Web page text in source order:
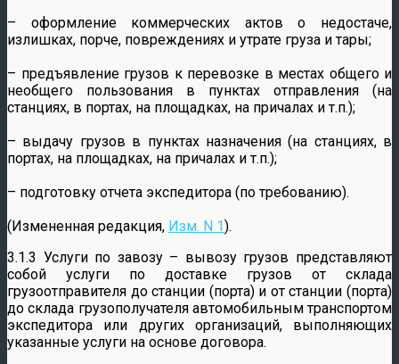
– оформление коммерческих актов о недостаче,
излишках, порче, повреждениях и утрате груза и тары;
– предъявление грузов к перевозке в местах общего и
необщего пользования в пунктах отправления (на
станциях, в портах, на площадках, на причалах и т.п.);
– выдачу грузов в пунктах назначения (на станциях, в
портах, на площадках, на причалах и т.п.);
– подготовку отчета экспедитора (по требованию).
(Измененная редакция, Изм. N 1).
3.1.3 Услуги по завозу – вывозу грузов представляют
собой услуги по доставке грузов от склада
грузоотправителя до станции (порта) и от станции (порта)
до склада грузополучателя автомобильным транспортом
экспедитора или других организаций, выполняющих
указанные услуги на основе договора.